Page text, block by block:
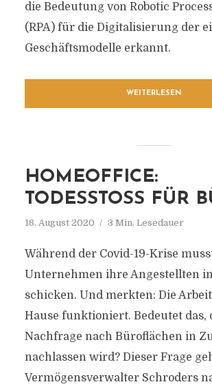
die Bedeutung von Robotic
(RPA) für die Digitalisierung der
Geschäftsmodelle erkannt.
WEITERLESEN
HOMEOFFICE:
TODESSTOSS FÜR
18. August 2020 3 Min. Lesedauer
Während der Covid-19-Krise
Unternehmen ihre Angestellten
schicken. Und merkten: Die
Hause funktioniert. Bedeutet das,
Nachfrage nach Büroflächen in
nachlassen wird? Dieser Frage
Vermögensverwalter Schroders